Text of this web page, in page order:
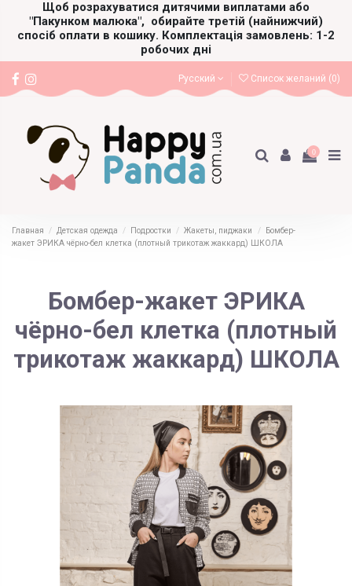
Щоб розрахуватися дитячими виплатами або
"Пакунком малюка", обирайте третій (найнижчий)
спосіб оплати в кошику. Комплектація замовлень: 1-2
робочих дні
Русский Список желаний (0)
0
Главная Детская одежда Подростки Жакеты, пиджаки
Бомбер-
жакет ЭРИКА чёрно-бел клетка (плотный трикотаж жаккард) ШКОЛА
Бомбер-жакет ЭРИКА
чёрно-бел клетка (плотный
трикотаж жаккард) ШКОЛА